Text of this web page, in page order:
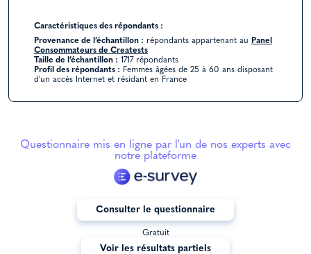
Caractéristiques des répondants :
Provenance de l’échantillon : répondants appartenant au Panel
Consommateurs de Creatests
Taille de l’échantillon : 1717 répondants
Profil des répondants : Femmes âgées de 25 à 60 ans disposant
d'un accès Internet et résidant en France
Questionnaire mis en ligne par l'un de nos experts avec
notre plateforme
Consulter le questionnaire
Gratuit
Voir les résultats partiels